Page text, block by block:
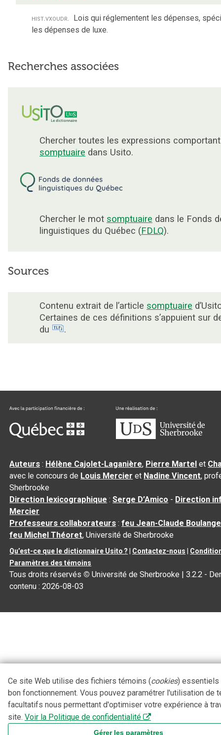
hist.vxoudr. Lois qui réglementent les dépenses,
les dépenses de luxe.
Recherches associées
Chercher toutes les expressions
somptuaire dans Usito.
Chercher le mot somptuaire dans le Fonds
linguistiques du Québec (FDLQ).
Sources
Contenu extrait de l’article somptuaire
Certaines de ces définitions s’appuient sur
du
.
Auteurs : Hélène Cajolet-Laganière, Pierre Martel et
avec le concours de Louis Mercier et Nadine Vincent,
Sherbrooke
Direction lexicographique :Serge D’Amico - Direction
Mercier
Professeurs collaborateurs :feu Jean-Claude
feu Michel Théoret, Université de Sherbrooke
Qu’est-ce que le dictionnaire Usito ? Contactez-nous
Paramètres des témoins
Tous droits réservés © Université de Sherbrooke |3.2.2 -
contenu :2026-08-03
Ce site Web utilise des fichiers témoins (cookies) essentiels
bon fonctionnement. Vous pouvez paramétrer l'utilisation de
facultatifs nous permettant d'optimiser votre expérience à
site. Voir la Politique de confidentialité
Gérer les paramètres